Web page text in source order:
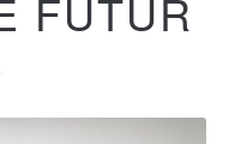
FUTUR